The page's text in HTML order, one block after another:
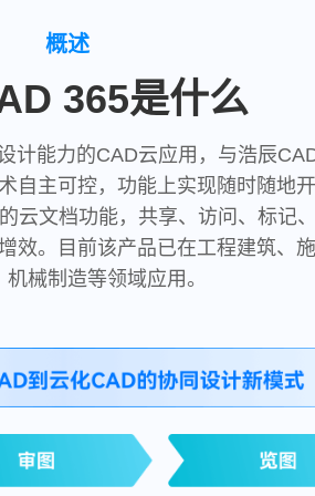
概述
365是什么
能力的CAD云应用，与浩辰
自主可控，功能上实现随时随地
云文档功能，共享、访问、标记
效。目前该产品已在工程建筑、
械制造等领域应用。